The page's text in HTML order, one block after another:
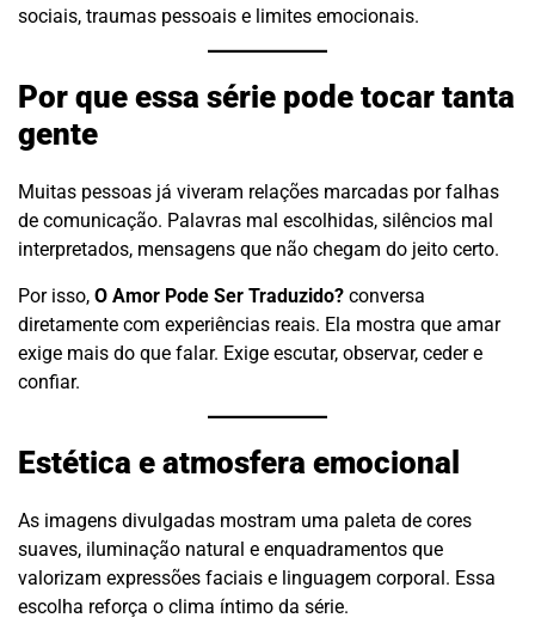
sociais, traumas pessoais e limites emocionais.
Por que essa série pode tocar tanta
gente
Muitas pessoas já viveram relações marcadas por falhas
de comunicação. Palavras mal escolhidas, silêncios mal
interpretados, mensagens que não chegam do jeito certo.
Por isso, O Amor Pode Ser Traduzido? conversa
diretamente com experiências reais. Ela mostra que amar
exige mais do que falar. Exige escutar, observar, ceder e
confiar.
Estética e atmosfera emocional
As imagens divulgadas mostram uma paleta de cores
suaves, iluminação natural e enquadramentos que
valorizam expressões faciais e linguagem corporal. Essa
escolha reforça o clima íntimo da série.